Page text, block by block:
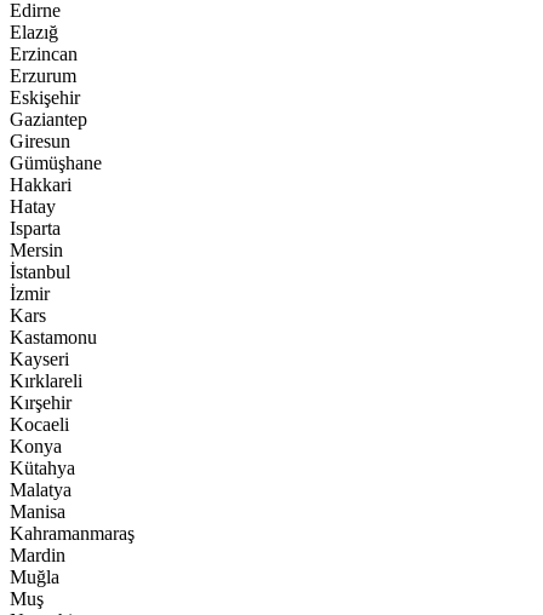
Edirne
Elazığ
Erzincan
Erzurum
Eskişehir
Gaziantep
Giresun
Gümüşhane
Hakkari
Hatay
Isparta
Mersin
İstanbul
İzmir
Kars
Kastamonu
Kayseri
Kırklareli
Kırşehir
Kocaeli
Konya
Kütahya
Malatya
Manisa
Kahramanmaraş
Mardin
Muğla
Muş